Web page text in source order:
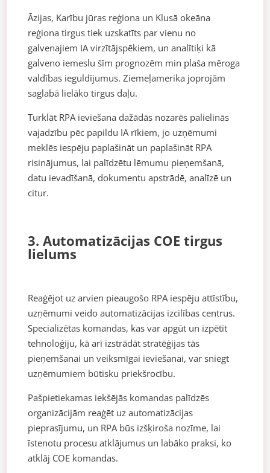
Āzijas, Karību jūras reģiona un Klusā okeāna
reģiona tirgus tiek uzskatīts par vienu no
galvenajiem IA virzītājspēkiem, un analītiķi kā
galveno iemeslu šīm prognozēm min plaša mēroga
valdības ieguldījumus. Ziemeļamerika joprojām
saglabā lielāko tirgus daļu.
Turklāt RPA ieviešana dažādās nozarēs palielinās
vajadzību pēc papildu IA rīkiem, jo uzņēmumi
meklēs iespēju paplašināt un paplašināt RPA
risinājumus, lai palīdzētu lēmumu pieņemšanā,
datu ievadīšanā, dokumentu apstrādē, analīzē un
citur.
3. Automatizācijas COE tirgus
lielums
Reaģējot uz arvien pieaugošo RPA iespēju attīstību,
uzņēmumi veido automatizācijas izcilības centrus.
Specializētas komandas, kas var apgūt un izpētīt
tehnoloģiju, kā arī izstrādāt stratēģijas tās
pieņemšanai un veiksmīgai ieviešanai, var sniegt
uzņēmumiem būtisku priekšrocību.
Pašpietiekamas iekšējās komandas palīdzēs
organizācijām reaģēt uz automatizācijas
pieprasījumu, un RPA būs izšķiroša nozīme, lai
īstenotu procesu atklājumus un labāko praksi, ko
atklāj COE komandas.